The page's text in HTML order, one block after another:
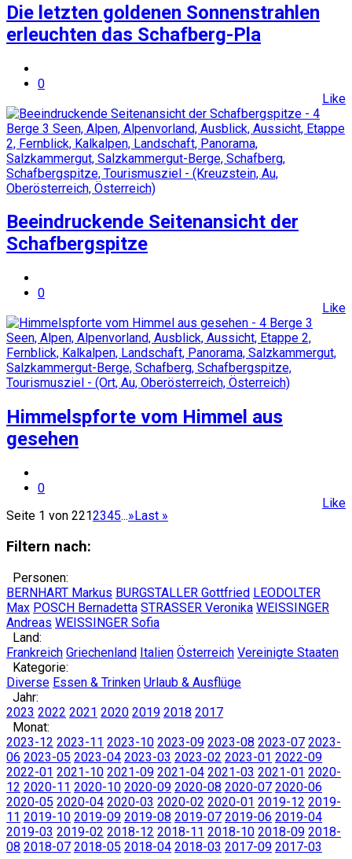
Die letzten goldenen Sonnenstrahlen
erleuchten das Schafberg-Pla
0
Like
Beeindruckende Seitenansicht der
Schafbergspitze
0
Like
Himmelspforte vom Himmel aus
gesehen
0
Like
Seite 1 von 2212345...»Last »
Filtern nach:
Personen:
BERNHART Markus BURGSTALLER Gottfried LEODOLTER
Max POSCH Bernadetta STRASSER Veronika WEISSINGER
Andreas WEISSINGER Sofia
Land:
Frankreich Griechenland Italien Österreich Vereinigte Staaten
Kategorie:
Diverse Essen & Trinken Urlaub & Ausflüge
Jahr:
2023 2022 2021 2020 2019 2018 2017
Monat:
2023-12 2023-11 2023-10 2023-09 2023-08 2023-07 2023-
06 2023-05 2023-04 2023-03 2023-02 2023-01 2022-09
2022-01 2021-10 2021-09 2021-04 2021-03 2021-01 2020-
12 2020-11 2020-10 2020-09 2020-08 2020-07 2020-06
2020-05 2020-04 2020-03 2020-02 2020-01 2019-12 2019-
11 2019-10 2019-09 2019-08 2019-07 2019-06 2019-04
2019-03 2019-02 2018-12 2018-11 2018-10 2018-09 2018-
08 2018-07 2018-05 2018-04 2018-03 2017-09 2017-03